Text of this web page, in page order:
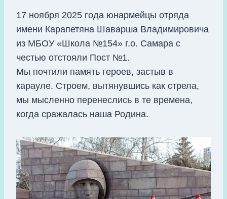
17 ноября 2025 года юнармейцы отряда
имени Карапетяна Шаварша Владимировича
из МБОУ «Школа №154» г.о. Самара с
честью отстояли Пост №1.
Мы почтили память героев, застыв в
карауле. Строем, вытянувшись как стрела,
мы мысленно перенеслись в те времена,
когда сражалась наша Родина.